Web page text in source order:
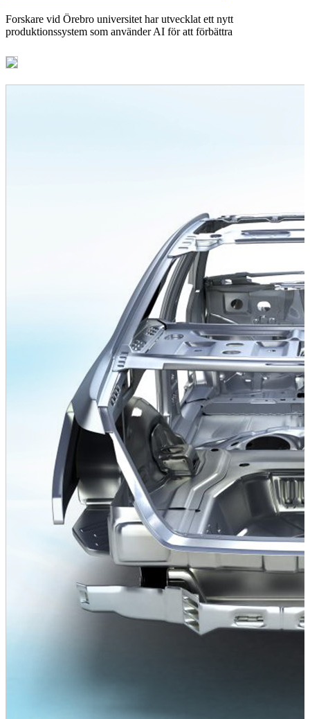
Forskare vid Örebro universitet har utvecklat ett nytt
produktionssystem som använder AI för att förbättra